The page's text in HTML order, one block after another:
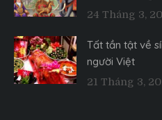
24 Tháng 3,
Tất tần tật về
người Việt
21 Tháng 3,